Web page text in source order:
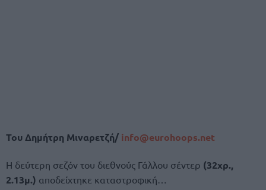
Του Δημήτρη Μιναρετζή/ info@eurohoops.net
Η δεύτερη σεζόν του διεθνούς Γάλλου σέντερ (32χρ.,
2.13μ.) αποδείχτηκε καταστροφική…